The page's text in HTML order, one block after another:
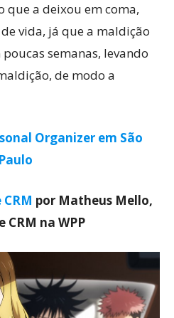
que a deixou em coma,
vida, já que a maldição
semanas, levando
de modo a
Organizer em São
Paulo
por Matheus Mello,
CRM na WPP